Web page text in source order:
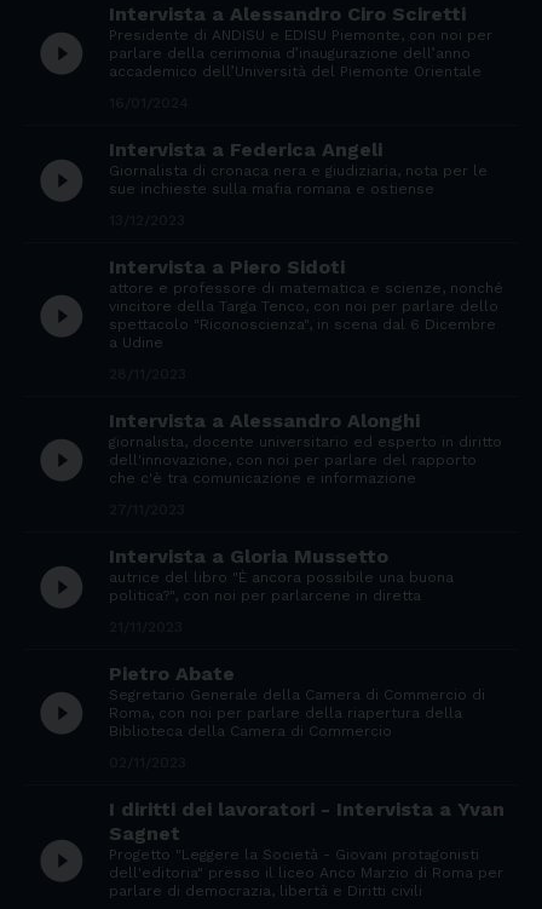
play_circle_filled
Intervista a Alessandro Ciro Sciretti
Presidente di ANDISU e EDISU Piemonte, con noi per
parlare della cerimonia d’inaugurazione dell’anno
accademico dell’Università del Piemonte Orientale
play_circle_filled
Intervista a Federica Angeli
Giornalista di cronaca nera e giudiziaria, nota per le
sue inchieste sulla mafia romana e ostiense
play_circle_filled
Intervista a Piero Sidoti
attore e professore di matematica e scienze, nonché
vincitore della Targa Tenco, con noi per parlare dello
spettacolo "Riconoscienza", in scena dal 6 Dicembre
a Udine
play_circle_filled
Intervista a Alessandro Alonghi
giornalista, docente universitario ed esperto in diritto
dell'innovazione, con noi per parlare del rapporto
che c'è tra comunicazione e informazione
play_circle_filled
Intervista a Gloria Mussetto
autrice del libro "È ancora possibile una buona
politica?", con noi per parlarcene in diretta
play_circle_filled
Pietro Abate
Segretario Generale della Camera di Commercio di
Roma, con noi per parlare della riapertura della
Biblioteca della Camera di Commercio
play_circle_filled
I diritti dei lavoratori - Intervista a Yvan
Sagnet
Progetto "Leggere la Società - Giovani protagonisti
dell'editoria" presso il liceo Anco Marzio di Roma per
parlare di democrazia, libertà e Diritti civili